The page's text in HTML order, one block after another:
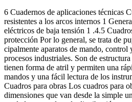
6 Cuadernos de aplicaciones técnicas
resistentes a los arcos internos 1
eléctricos de baja tensión 1 .4.5
protección Por lo general, se trata de
cipalmente aparatos de mando, control
procesos industriales. Son de
tienen forma de atril y permiten una
mandos y una fácil lectura de los
Cuadros para obras Los cuadros para
dimensiones que van desde la simple